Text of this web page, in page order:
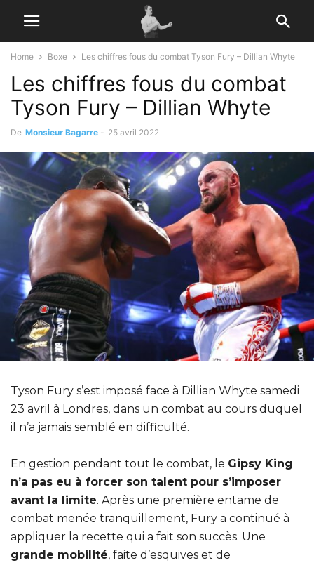
Home Boxe Les chiffres fous du combat Tyson Fury – Dillian Whyte
Les chiffres fous du combat
Tyson Fury – Dillian Whyte
De Monsieur Bagarre - 25 avril 2022
Tyson Fury s’est imposé face à Dillian Whyte samedi
23 avril à Londres, dans un combat au cours duquel
il n’a jamais semblé en difficulté.
En gestion pendant tout le combat, le Gipsy King
n’a pas eu à forcer son talent pour s’imposer
avant la limite. Après une première entame de
combat menée tranquillement, Fury a continué à
appliquer la recette qui a fait son succès. Une
grande mobilité, faite d’esquives et de